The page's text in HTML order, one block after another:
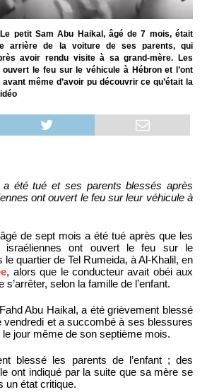
petit Sam Abu Haikal, âgé de 7 mois, était
arrière de la voiture de ses parents, qui
avoir rendu visite à sa grand-mère. Les
le feu sur le véhicule à Hébron et l’ont
même d’avoir pu découvrir ce qu’était la
a été tué et ses parents blessés après
ont ouvert le feu sur leur véhicule à
de sept mois a été tué après que les
israéliennes ont ouvert le feu sur le
le quartier de Tel Rumeida, à Al-Khalil, en
, alors que le conducteur avait obéi aux
selon la famille de l’enfant.
Abu Haikal, a été grièvement blessé
vendredi et a succombé à ses blessures
le jour même de son septième mois.
blessé les parents de l’enfant ; des
ont indiqué par la suite que sa mère se
un état critique.